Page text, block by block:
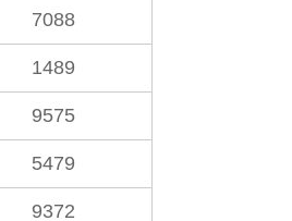
7088
1489
9575
5479
9372